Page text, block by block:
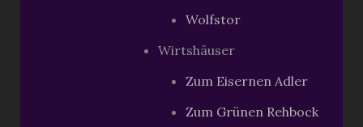
Wolfstor
Wirtshäuser
Zum Eisernen Adler
Zum Grünen Rehbock